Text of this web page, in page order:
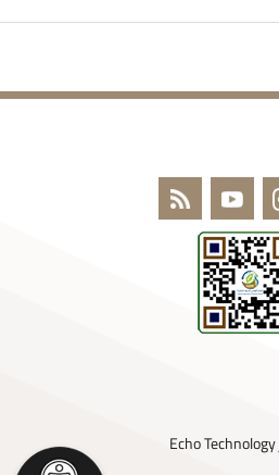
Echo Technology